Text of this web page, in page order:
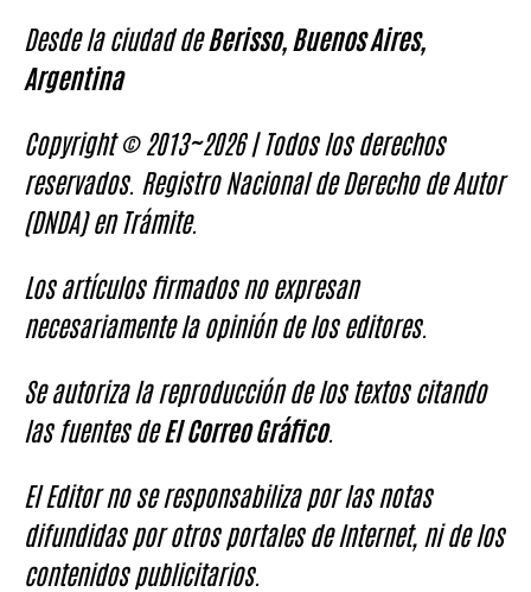
Desde la ciudad deBerisso, Buenos Aires,
Argentina
Copyright © 2013~2026 | Todos los derechos
reservados. Registro Nacional de Derecho de Autor
(DNDA) en Trámite.
Los artículos firmados no expresan
necesariamente la opinión de los editores.
Se autoriza la reproducción de los textos citando
las fuentes deEl Correo Gráfico.
El Editor no se responsabiliza por las notas
difundidas por otros portales de Internet, ni de los
contenidos publicitarios.